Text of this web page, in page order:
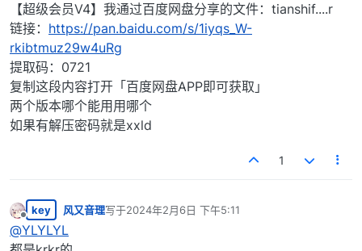
【超级会员V4】我通过百度网盘分享的文件：tianshif....r
链接： https://pan.baidu.com/s/1iyqs_W-
rkibtmuz29w4uRg
提取码：0721
复制这段内容打开「百度网盘APP即可获取」
两个版本哪个能用用哪个
如果有解压密码就是xxld
1
离线
key 风又音理写于2024年2月6日 下午5:11
最后由 编辑
@YLYLYL